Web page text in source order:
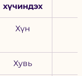
хүчиндэх
Хүн
Хувь